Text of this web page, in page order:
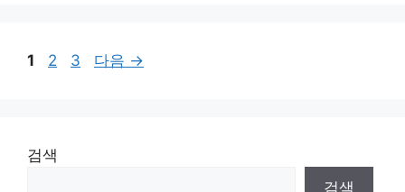
페
1
페
2
페
3 다음 →
검색
검색